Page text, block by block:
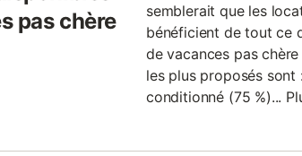
pas chère
semblerait que les
bénéficient de tout ce
de vacances pas
les plus proposés sont
conditionné (75 %)...